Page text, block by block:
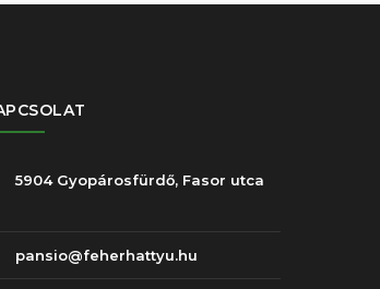
5904 Gyopárosfürdő, Fasor utca
pansio@feherhattyu.hu